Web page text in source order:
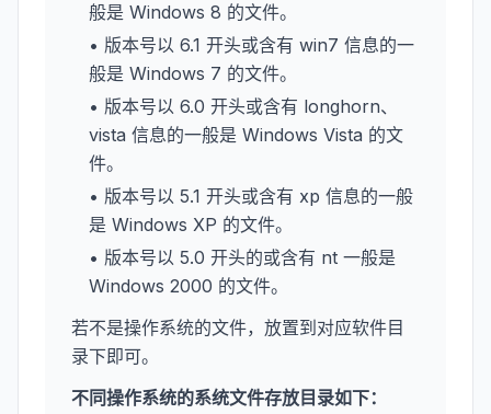
般是 Windows 8 的文件。
• 版本号以 6.1 开头或含有 win7 信息的一
般是 Windows 7 的文件。
• 版本号以 6.0 开头或含有 longhorn、
vista 信息的一般是 Windows Vista 的文
件。
• 版本号以 5.1 开头或含有 xp 信息的一般
是 Windows XP 的文件。
• 版本号以 5.0 开头的或含有 nt 一般是
Windows 2000 的文件。
若不是操作系统的文件，放置到对应软件目
录下即可。
不同操作系统的系统文件存放目录如下：